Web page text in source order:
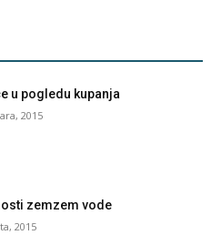
u pogledu kupanja
2015
zemzem vode
2015